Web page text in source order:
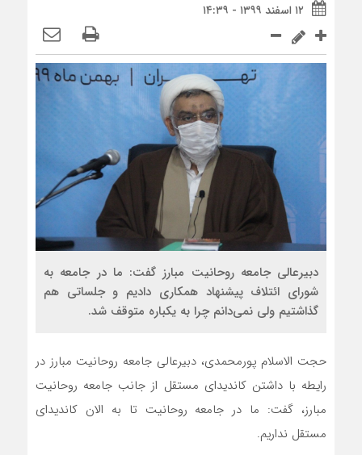
۱۲ اسفند ۱۳۹۹ - ۱۴:۳۹
دبیرعالی جامعه روحانیت مبارز گفت: ما در جامعه به
شورای ائتلاف پیشنهاد همکاری دادیم و جلساتی هم
گذاشتیم ولی نمی‌دانم چرا به یکباره متوقف شد.
حجت الاسلام پورمحمدی، دبیرعالی جامعه روحانیت مبارز در
رایطه با داشتن کاندیدای مستقل از جانب جامعه روحانیت
مبارز، گفت: ما در جامعه روحانیت تا به الان کاندیدای
مستقل نداریم.